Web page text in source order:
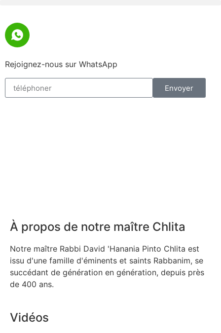
Rejoignez-nous sur WhatsApp
Envoyer
À propos de notre maître Chlita
Notre maître Rabbi David 'Hanania Pinto Chlita est
issu d'une famille d'éminents et saints Rabbanim, se
succédant de génération en génération, depuis près
de 400 ans.
Vidéos